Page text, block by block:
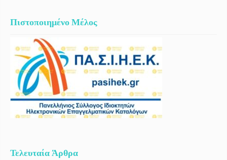
ομιλητής σε εγχώρια και διεθνή συνέδρια. 2ο ιατρείο: Χελμού 24, 1ος
Πιστοποιημένο Μέλος
Τελευταία Άρθρα